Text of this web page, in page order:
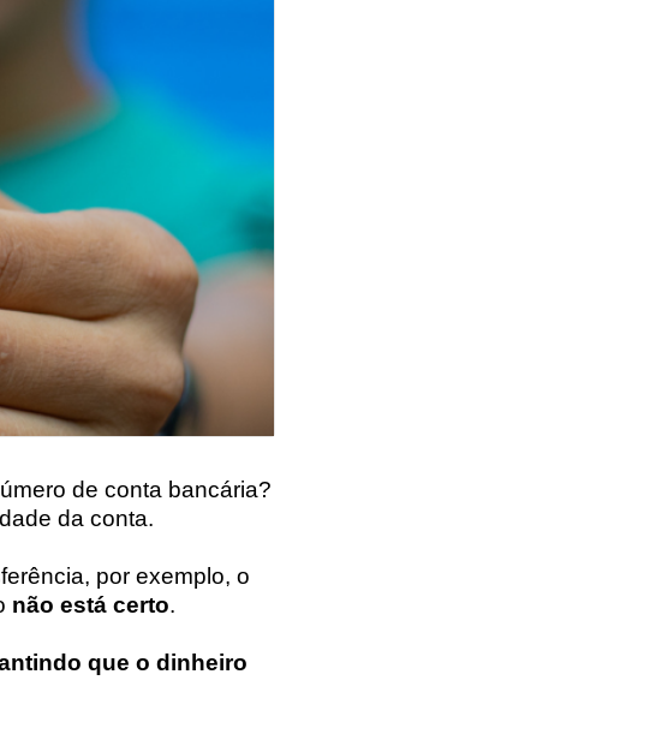
de conta bancária?
da conta.
por exemplo, o
não está certo.
que o dinheiro